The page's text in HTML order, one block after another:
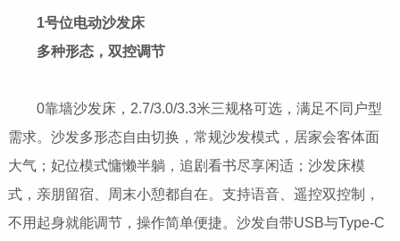
1号位电动沙发床
多种形态，双控调节
0靠墙沙发床，2.7/3.0/3.3米三规格可选，满足不同户型
需求。沙发多形态自由切换，常规沙发模式，居家会客体面
大气；妃位模式慵懒半躺，追剧看书尽享闲适；沙发床模
式，亲朋留宿、周末小憩都自在。支持语音、遥控双控制，
不用起身就能调节，操作简单便捷。沙发自带USB与Type-C